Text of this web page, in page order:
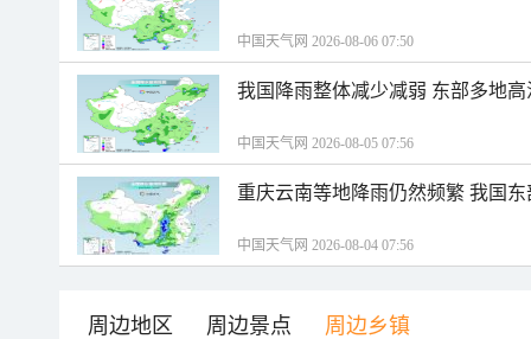
中国天气网 2026-08-06 07:50
我国降雨整体减少减弱 东部多地
中国天气网 2026-08-05 07:56
重庆云南等地降雨仍然频繁 我国
中国天气网 2026-08-04 07:56
周边地区 周边景点 周边乡镇